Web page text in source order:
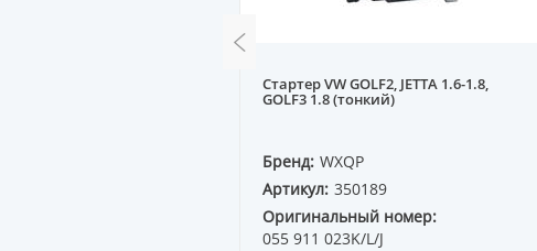
Стартер VW GOLF2, JETTA 1.6-1.8,
GOLF3 1.8 (тонкий)
Бренд: WXQP
Артикул: 350189
Оригинальный номер:
055 911 023K/L/J